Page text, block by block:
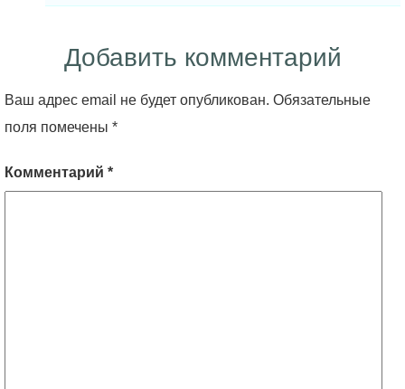
Добавить комментарий
Ваш адрес email не будет опубликован. Обязательные
поля помечены *
Комментарий *